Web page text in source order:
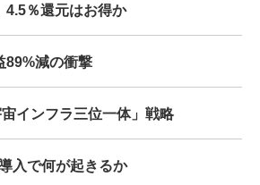
JOURNAL
4.5％還元はお得か
89%減の衝撃
インフラ三位一体」戦略
入で何が起きるか